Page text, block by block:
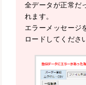
全データが正常だ
れます。
エラーメッセージ
ロードしてくださ